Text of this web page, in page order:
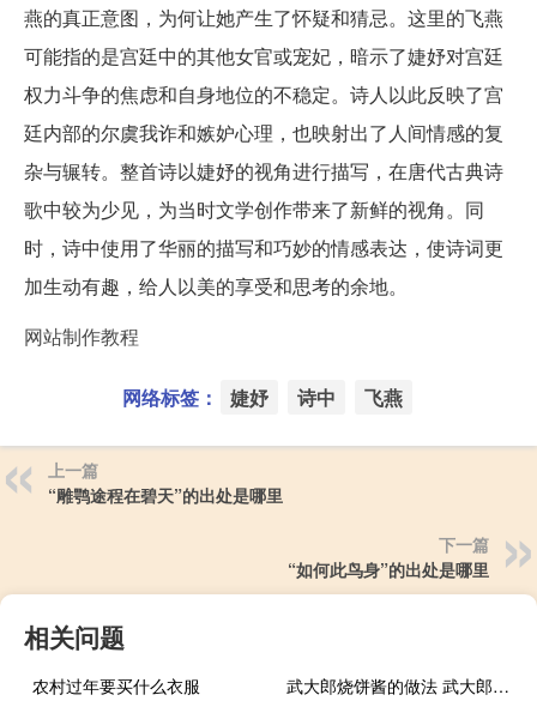
燕的真正意图，为何让她产生了怀疑和猜忌。这里的飞燕
可能指的是宫廷中的其他女官或宠妃，暗示了婕妤对宫廷
权力斗争的焦虑和自身地位的不稳定。诗人以此反映了宫
廷内部的尔虞我诈和嫉妒心理，也映射出了人间情感的复
杂与辗转。整首诗以婕妤的视角进行描写，在唐代古典诗
歌中较为少见，为当时文学创作带来了新鲜的视角。同
时，诗中使用了华丽的描写和巧妙的情感表达，使诗词更
加生动有趣，给人以美的享受和思考的余地。
网站制作教程
网络标签： 婕妤 诗中 飞燕
上一篇
“雕鹗途程在碧天”的出处是哪里
下一篇
“如何此鸟身”的出处是哪里
相关问题
农村过年要买什么衣服 武大郎烧饼酱的做法 武大郎烧饼的做法